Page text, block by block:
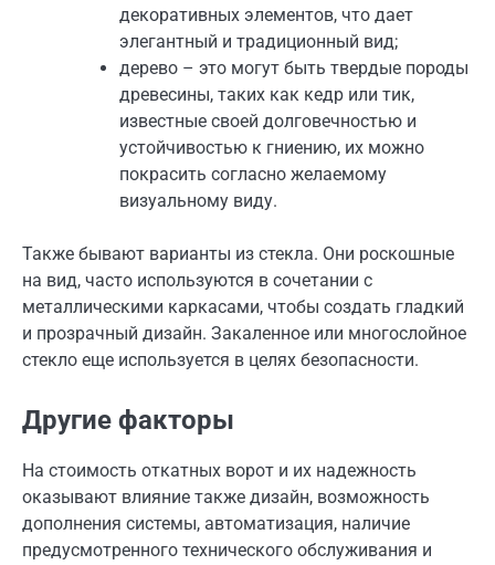
декоративных элементов, что дает
элегантный и традиционный вид;
дерево – это могут быть твердые породы
древесины, таких как кедр или тик,
известные своей долговечностью и
устойчивостью к гниению, их можно
покрасить согласно желаемому
визуальному виду.
Также бывают варианты из стекла. Они роскошные
на вид, часто используются в сочетании с
металлическими каркасами, чтобы создать гладкий
и прозрачный дизайн. Закаленное или многослойное
стекло еще используется в целях безопасности.
Другие факторы
На стоимость откатных ворот и их надежность
оказывают влияние также дизайн, возможность
дополнения системы, автоматизация, наличие
предусмотренного технического обслуживания и